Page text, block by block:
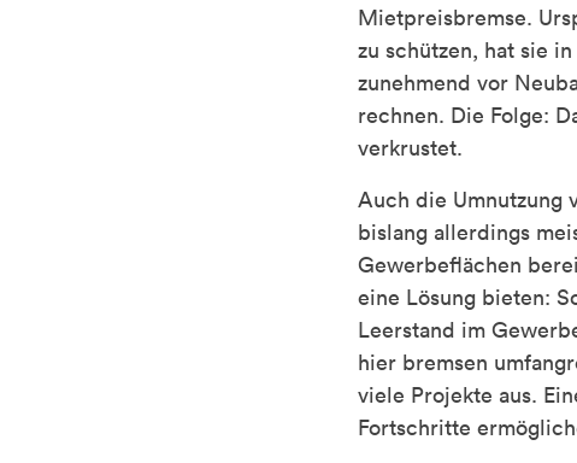
Mietpreisbremse.
zu schützen, hat sie
zunehmend vor
rechnen. Die Folge:
verkrustet.
Auch die Umnutzung
bislang allerdings
Gewerbeflächen
eine Lösung bieten:
Leerstand im
hier bremsen
viele Projekte aus.
Fortschritte